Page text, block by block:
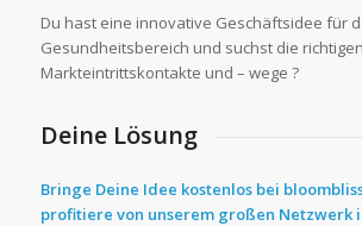
Du hast eine innovative Geschäftsidee für
Gesundheitsbereich und suchst die richtigen
Markteintrittskontakte und – wege ?
Deine Lösung
Bringe Deine Idee kostenlos bei
profitiere von unserem großen Netzwerk